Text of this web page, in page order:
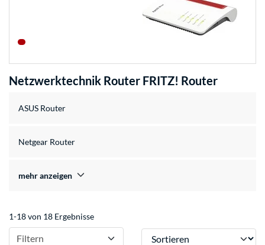
Netzwerktechnik Router FRITZ! Router
ASUS Router
Netgear Router
mehr anzeigen
1-18 von 18 Ergebnisse
Filtern Sortieren